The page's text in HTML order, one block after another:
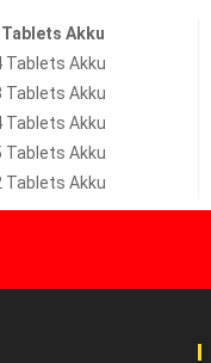
Akku
Tablets Akku
Tablets Akku
Tablets Akku
Tablets Akku
Tablets Akku